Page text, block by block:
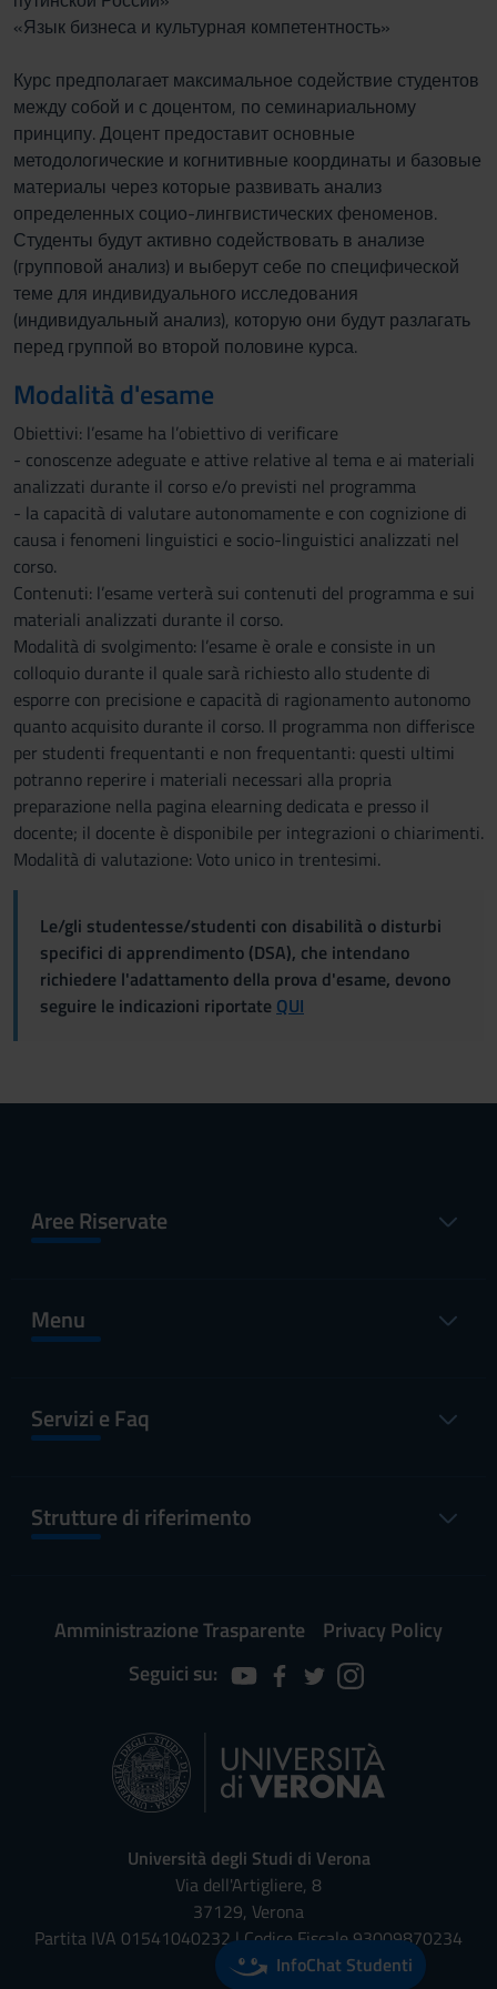
«Язык бизнеса и культурная компетентность»
Курс предполагает максимальное содействие студентов
между собой и с доцентом, по семинариальному
принципу. Доцент предоставит основные
методологические и когнитивные координаты и базовые
материалы через которые развивать анализ
определенных социо-лингвистических феноменов.
Студенты будут активно содействовать в анализе
(групповой анализ) и выберут себе по специфической
теме для индивидуального исследования
(индивидуальный анализ), которую они будут разлагать
перед группой во второй половине курса.
Modalità d'esame
Obiettivi: l’esame ha l’obiettivo di verificare
- conoscenze adeguate e attive relative al tema e ai materiali
analizzati durante il corso e/o previsti nel programma
- la capacità di valutare autonomamente e con cognizione di
causa i fenomeni linguistici e socio-linguistici analizzati nel
corso.
Contenuti: l’esame verterà sui contenuti del programma e sui
materiali analizzati durante il corso.
Modalità di svolgimento: l’esame è orale e consiste in un
colloquio durante il quale sarà richiesto allo studente di
esporre con precisione e capacità di ragionamento autonomo
quanto acquisito durante il corso. Il programma non differisce
per studenti frequentanti e non frequentanti: questi ultimi
potranno reperire i materiali necessari alla propria
preparazione nella pagina elearning dedicata e presso il
docente; il docente è disponibile per integrazioni o chiarimenti.
Modalità di valutazione: Voto unico in trentesimi.
Le/gli studentesse/studenti con disabilità o disturbi
specifici di apprendimento (DSA), che intendano
richiedere l'adattamento della prova d'esame, devono
seguire le indicazioni riportate QUI
Aree Riservate
Menu
Servizi e Faq
Strutture di riferimento
Amministrazione Trasparente
Privacy Policy
Seguici su:
Università degli Studi di Verona
Via dell'Artigliere, 8
37129, Verona
Partita IVA 01541040232 | Codice Fiscale 93009870234
InfoChat Studenti